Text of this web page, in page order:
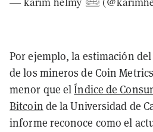
Por ejemplo, la estimación
de los mineros de Coin
menor que elÍndice de
Bitcoin de la Universidad de
informe reconoce como el